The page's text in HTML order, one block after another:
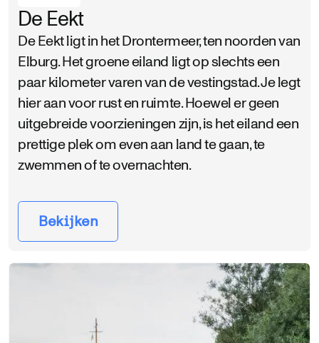
De Eekt
De Eekt ligt in het Drontermeer, ten noorden van
Elburg. Het groene eiland ligt op slechts een
paar kilometer varen van de vestingstad. Je legt
hier aan voor rust en ruimte. Hoewel er geen
uitgebreide voorzieningen zijn, is het eiland een
prettige plek om even aan land te gaan, te
zwemmen of te overnachten.
Bekijken